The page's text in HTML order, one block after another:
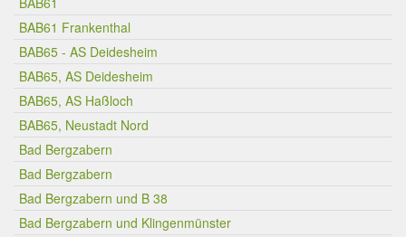
BAB61 Frankenthal
BAB65 - AS Deidesheim
BAB65, AS Deidesheim
BAB65, AS Haßloch
BAB65, Neustadt Nord
Bad Bergzabern
Bad Bergzabern
Bad Bergzabern und B 38
Bad Bergzabern und Klingenmünster